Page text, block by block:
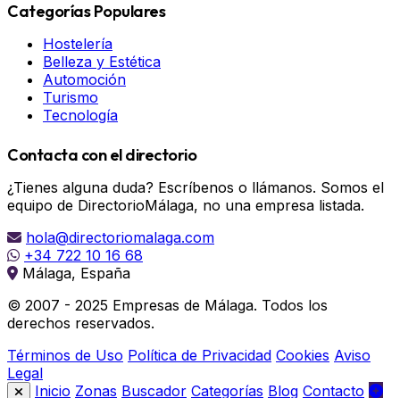
Categorías Populares
Hostelería
Belleza y Estética
Automoción
Turismo
Tecnología
Contacta con el directorio
¿Tienes alguna duda? Escríbenos o llámanos. Somos el
equipo de DirectorioMálaga, no una empresa listada.
hola@directoriomalaga.com
+34 722 10 16 68
Málaga, España
© 2007 - 2025 Empresas de Málaga. Todos los
derechos reservados.
Términos de Uso Política de Privacidad Cookies Aviso
Legal
Inicio Zonas Buscador Categorías Blog Contacto